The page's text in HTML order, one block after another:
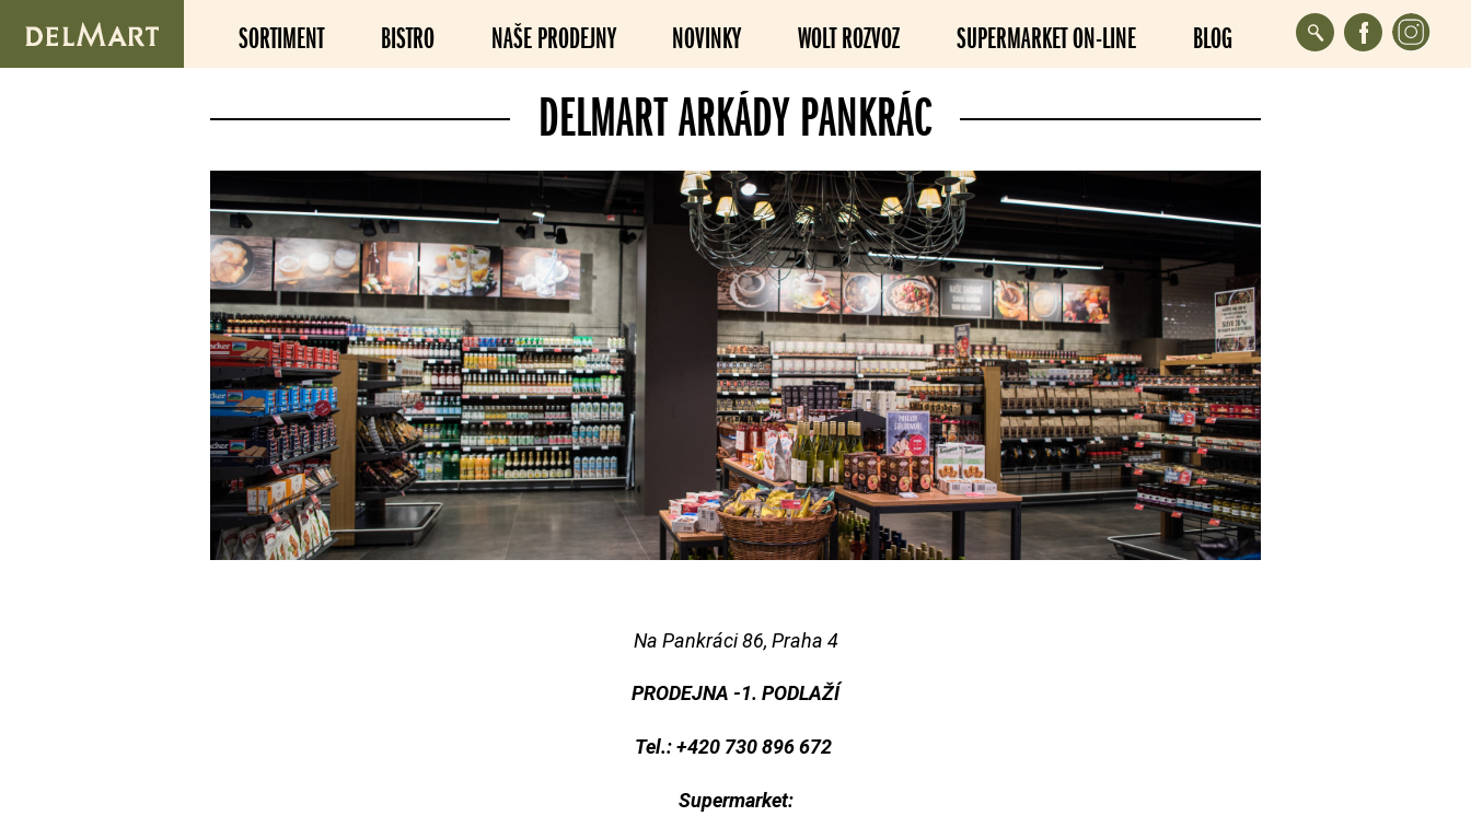
SORTIMENT BISTRO NAŠE PRODEJNY NOVINKY WOLT ROZVOZ SUPERMARKET ON-LINE BLOG
DELMART ARKÁDY PANKRÁC
Na Pankráci 86, Praha 4
PRODEJNA -1. PODLAŽÍ
Tel.:+420 730 896 672
Supermarket: